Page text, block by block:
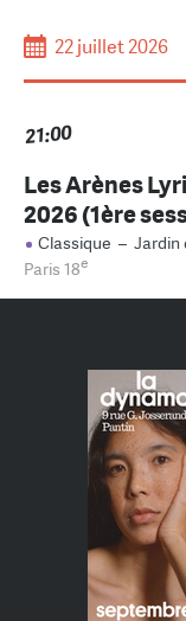
22 juillet 2026
21:00
Les Arènes
2026 (1ère
Classique – Jardin
Paris 18e